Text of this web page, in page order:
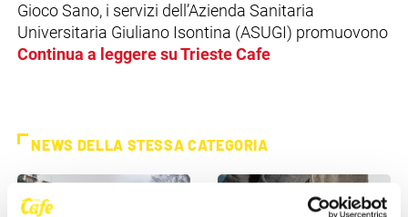
Gioco Sano, i servizi dell’Azienda Sanitaria
Universitaria Giuliano Isontina (ASUGI) promuovono
Continua a leggere su Trieste Cafe
NEWS DELLA STESSA CATEGORIA